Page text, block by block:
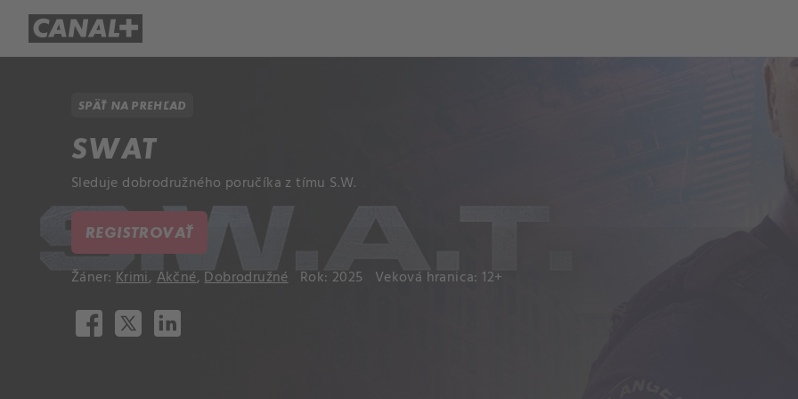
SPÄŤ NA PREHĽAD
SWAT
Sleduje dobrodružného poručíka z tímu S.W.
REGISTROVAŤ
Žáner: Krimi, Akčné,Dobrodružné Rok: 2025 Veková hranica: 12+